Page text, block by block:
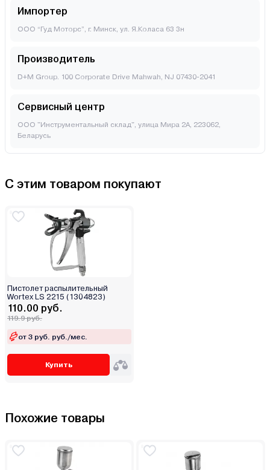
Импортер
ООО “Гуд Моторс”, г. Минск, ул. Я.Коласа 63 3н
Производитель
D+M Group. 100 Corporate Drive Mahwah, NJ 07430-2041
Сервисный центр
ООО "Инструментальный склад", улица Мира 2А, 223062,
Беларусь
С этим товаром покупают
Пистолет распылительный
Wortex LS 2215 (1304823)
110.00 руб.
119.9 руб.
от 3 руб. руб./мес.
Купить
Похожие товары